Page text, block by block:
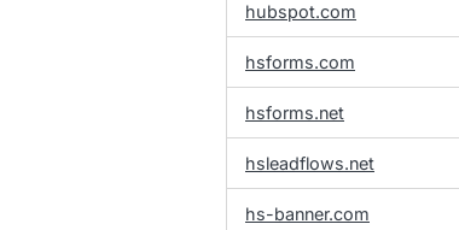
hubspot.com
hsforms.com
hsforms.net
hsleadflows.net
hs-banner.com